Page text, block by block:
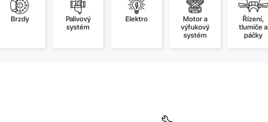
Brzdy
Palivový
systém
Elektro
Motor a
výfukový
systém
Řízení,
tlumiče a
páčky